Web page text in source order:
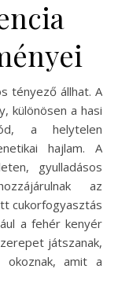
tényező állhat. A
különösen a hasi
a helytelen
hajlam. A
gyulladásos
az
cukorfogyasztás
a fehér kenyér
játszanak,
okoznak, amit a